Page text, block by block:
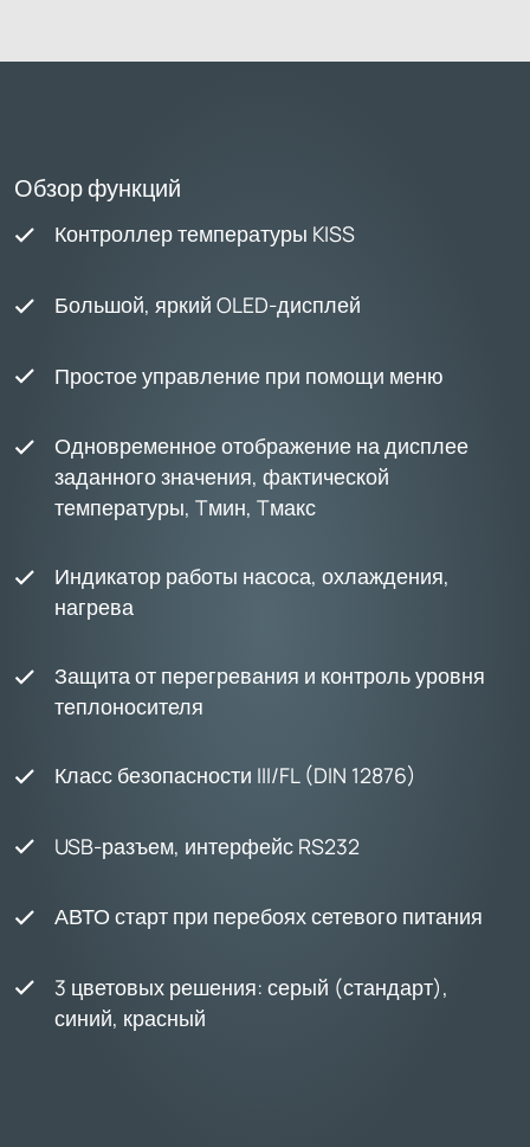
Обзор функций
Контроллер температуры KISS
Большой, яркий OLED-дисплей
Простое управление при помощи меню
Одновременное отображение на дисплее
заданного значения, фактической
температуры, Tмин, Tмакс
Индикатор работы насоса, охлаждения,
нагрева
Защита от перегревания и контроль уровня
теплоносителя
Класс безопасности III/FL (DIN 12876)
USB-разъем, интерфейс RS232
АВТО старт при перебоях сетевого питания
3 цветовых решения: серый (стандарт),
синий, красный